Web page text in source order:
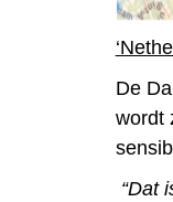
De
wordt
“Dat